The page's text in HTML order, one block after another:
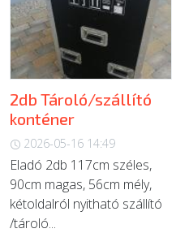
2db Tároló/szállító
konténer
2026-05-16 14:49
Eladó 2db 117cm széles,
90cm magas, 56cm mély,
kétoldalról nyitható szállító
/tároló...